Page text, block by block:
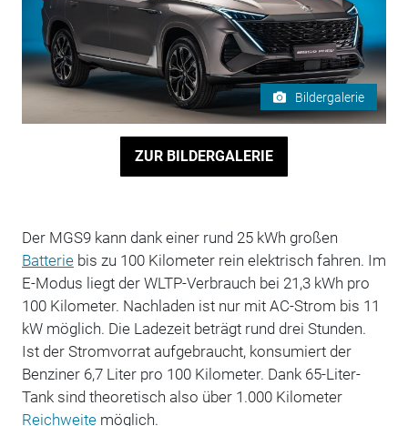
Bildergalerie
ZUR BILDERGALERIE
Der MGS9 kann dank einer rund 25 kWh großen
Batteriebis zu 100 Kilometer rein elektrisch fahren. Im
E-Modus liegt der WLTP-Verbrauch bei 21,3 kWh pro
100 Kilometer. Nachladen ist nur mit AC-Strom bis 11
kW möglich. Die Ladezeit beträgt rund drei Stunden.
Ist der Stromvorrat aufgebraucht, konsumiert der
Benziner 6,7 Liter pro 100 Kilometer. Dank 65-Liter-
Tank sind theoretisch also über 1.000 Kilometer
Reichweitemöglich.